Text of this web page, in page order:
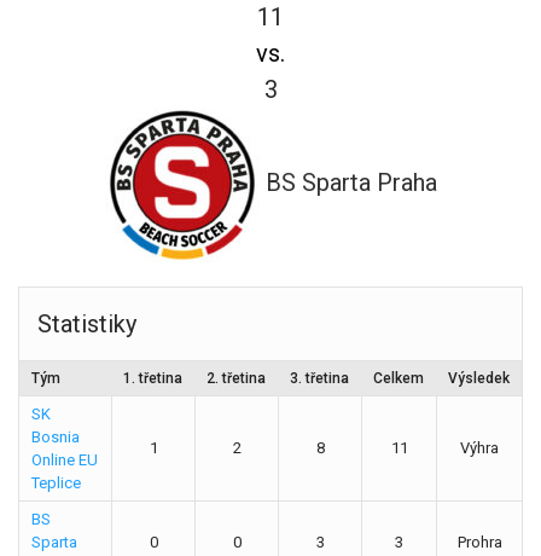
11
vs.
3
BS Sparta Praha
Statistiky
Tým 1. třetina 2. třetina 3. třetina Celkem Výsledek
SK
Bosnia
Online EU
Teplice
1 2 8 11 Výhra
BS
Sparta
0 0 3 3 Prohra